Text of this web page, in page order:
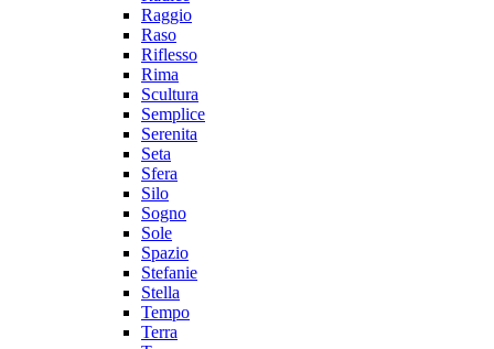
Raggio
Raso
Riflesso
Rima
Scultura
Semplice
Serenita
Seta
Sfera
Silo
Sogno
Sole
Spazio
Stefanie
Stella
Tempo
Terra